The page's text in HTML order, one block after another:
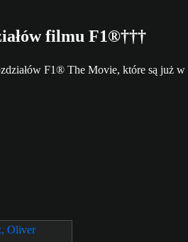
filmu F1®†††
F1® The Movie, które są już w